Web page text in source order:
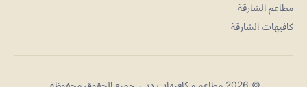
مطاعم الشارقة
كافيهات الشارقة
© 2026 مطاعم و كافيهات دبي. جميع الحقوق محفوظة.